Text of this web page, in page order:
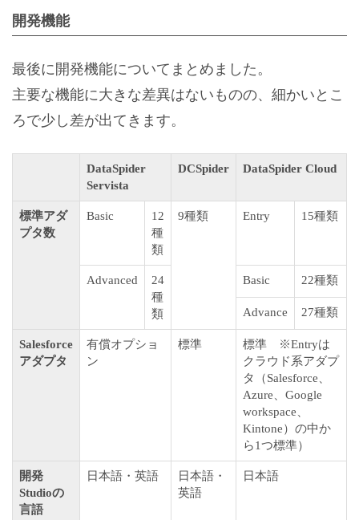
開発機能
最後に開発機能についてまとめました。
主要な機能に大きな差異はないものの、細かいとこ
ろで少し差が出てきます。
DataSpider
Servista
DCSpider DataSpider Cloud
標準アダ
プタ数
Basic
12
種
類
9種類 Entry 15種類
Advanced
24
種
類
Basic 22種類
Advance 27種類
Salesforce
アダプタ
有償オプショ
ン
標準
標準 ※Entryは
クラウド系アダプ
タ（Salesforce、
Azure、Google
workspace、
Kintone）の中か
ら1つ標準）
開発
Studioの
言語
日本語・英語
日本語・
英語
日本語